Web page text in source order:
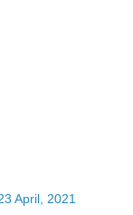
April, 2021